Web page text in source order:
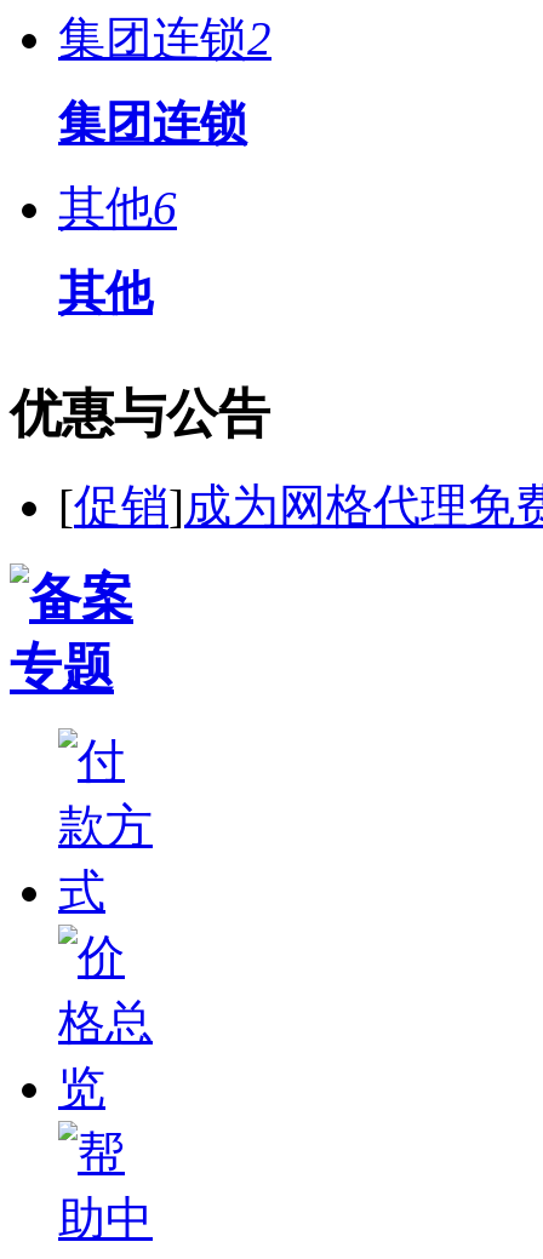
集团连锁2
集团连锁
其他6
其他
优惠与公告
[促销]成为网格代理免